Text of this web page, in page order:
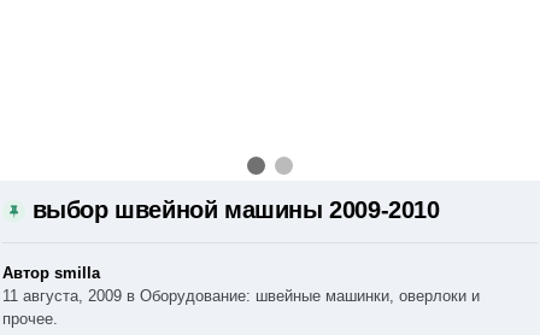
выбор швейной машины 2009-2010
Автор smilla
11 августа, 2009 в Оборудование: швейные машинки, оверлоки и
прочее.